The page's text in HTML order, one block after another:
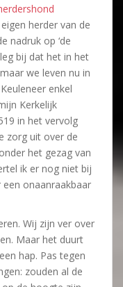
herder van de
nadruk op ‘de
bij dat het in het
we leven nu in
enkel
Kerkelijk
in het vervolg
zorg uit over de
het gezag van
ik er nog niet bij
onaanraakbaar
Wij zijn ver over
Maar het duurt
hap. Pas tegen
zouden al de